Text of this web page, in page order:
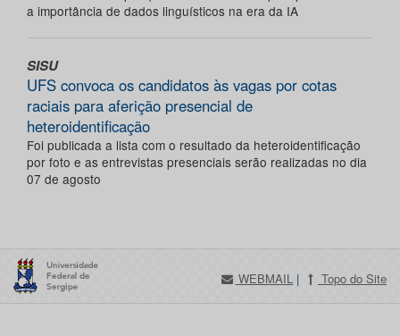
a importância de dados linguísticos na era da IA
SISU
UFS convoca os candidatos às vagas por cotas
raciais para aferição presencial de
heteroidentificação
Foi publicada a lista com o resultado da heteroidentificação
por foto e as entrevistas presenciais serão realizadas no dia
07 de agosto
WEBMAIL | Topo do Site